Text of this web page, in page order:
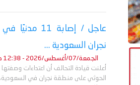
عاجل / إصابة
نجران السعودية ...
الجمعة/07/أغسطس/2026 - 12:38 ص
أعلنت قيادة التحالف أن اعتداءات وصفتها